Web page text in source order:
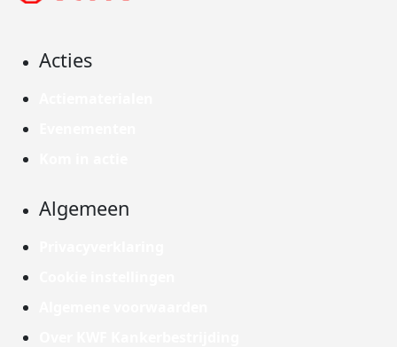
Acties
Algemeen